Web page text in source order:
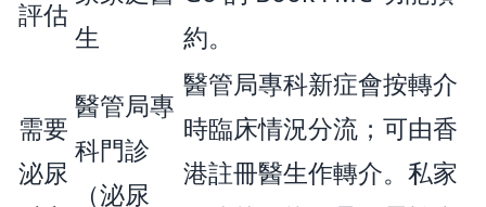
評估
生
約。
需要
泌尿
醫管局專
科門診
（泌尿
醫管局專科新症會按轉介
時臨床情況分流；可由香
港註冊醫生作轉介。私家